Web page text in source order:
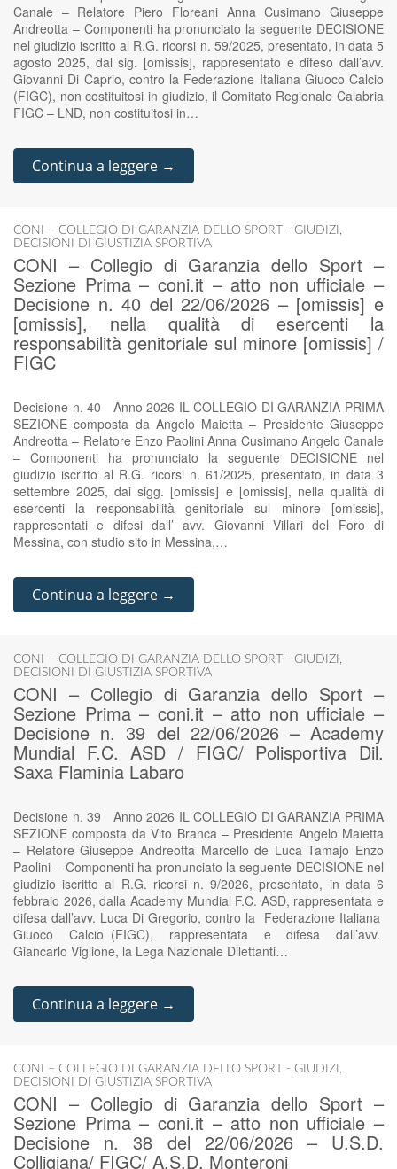
Canale – Relatore Piero Floreani Anna Cusimano Giuseppe
Andreotta – Componenti ha pronunciato la seguente DECISIONE
nel giudizio iscritto al R.G. ricorsi n. 59/2025, presentato, in data 5
agosto 2025, dal sig. [omissis], rappresentato e difeso dall’avv.
Giovanni Di Caprio, contro la Federazione Italiana Giuoco Calcio
(FIGC), non costituitosi in giudizio, il Comitato Regionale Calabria
FIGC – LND, non costituitosi in…
Continua a leggere →
CONI – COLLEGIO DI GARANZIA DELLO SPORT - GIUDIZI ,
DECISIONI DI GIUSTIZIA SPORTIVA
CONI – Collegio di Garanzia dello Sport –
Sezione Prima – coni.it – atto non ufficiale –
Decisione n. 40 del 22/06/2026 – [omissis] e
[omissis], nella qualità di esercenti la
responsabilità genitoriale sul minore [omissis] /
FIGC
Decisione n. 40 Anno 2026 IL COLLEGIO DI GARANZIA PRIMA
SEZIONE composta da Angelo Maietta – Presidente Giuseppe
Andreotta – Relatore Enzo Paolini Anna Cusimano Angelo Canale
– Componenti ha pronunciato la seguente DECISIONE nel
giudizio iscritto al R.G. ricorsi n. 61/2025, presentato, in data 3
settembre 2025, dai sigg. [omissis] e [omissis], nella qualità di
esercenti la responsabilità genitoriale sul minore [omissis],
rappresentati e difesi dall’ avv. Giovanni Villari del Foro di
Messina, con studio sito in Messina,…
Continua a leggere →
CONI – COLLEGIO DI GARANZIA DELLO SPORT - GIUDIZI ,
DECISIONI DI GIUSTIZIA SPORTIVA
CONI – Collegio di Garanzia dello Sport –
Sezione Prima – coni.it – atto non ufficiale –
Decisione n. 39 del 22/06/2026 – Academy
Mundial F.C. ASD / FIGC/ Polisportiva Dil.
Saxa Flaminia Labaro
Decisione n. 39 Anno 2026 IL COLLEGIO DI GARANZIA PRIMA
SEZIONE composta da Vito Branca – Presidente Angelo Maietta
– Relatore Giuseppe Andreotta Marcello de Luca Tamajo Enzo
Paolini – Componenti ha pronunciato la seguente DECISIONE nel
giudizio iscritto al R.G. ricorsi n. 9/2026, presentato, in data 6
febbraio 2026, dalla Academy Mundial F.C. ASD, rappresentata e
difesa dall’avv. Luca Di Gregorio, contro la Federazione Italiana
Giuoco Calcio (FIGC), rappresentata e difesa dall’avv.
Giancarlo Viglione, la Lega Nazionale Dilettanti…
Continua a leggere →
CONI – COLLEGIO DI GARANZIA DELLO SPORT - GIUDIZI ,
DECISIONI DI GIUSTIZIA SPORTIVA
CONI – Collegio di Garanzia dello Sport –
Sezione Prima – coni.it – atto non ufficiale –
Decisione n. 38 del 22/06/2026 – U.S.D.
Colligiana/ FIGC/ A.S.D. Monteroni